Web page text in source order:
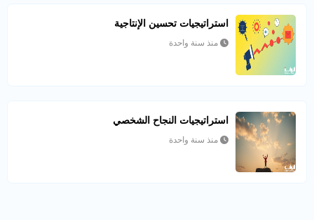
استراتيجيات تحسين الإنتاجية
منذ سنة واحدة
استراتيجيات النجاح الشخصي
منذ سنة واحدة